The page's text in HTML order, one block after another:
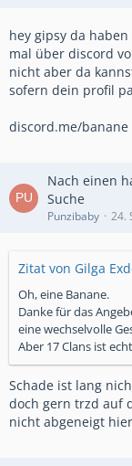
hey gipsy da
mal über discord
nicht aber da
sofern dein profil
discord.me/banane
Nach einen
Suche
Punzibaby 24.
Zitat von Gilga
Oh, eine Banane.
Danke für das
eine wechselvolle
Aber 17 Clans ist
Schade ist lang
doch gern trzd auf
nicht abgeneigt